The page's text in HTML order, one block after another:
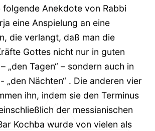
folgende Anekdote von Rabbi
eine Anspielung an eine
die verlangt, daß man die
Gottes nicht nur in guten
„den Tagen“ – sondern auch in
„den Nächten“ . Die anderen vier
ihn, indem sie den Terminus
der messianischen
Kochba wurde von vielen als